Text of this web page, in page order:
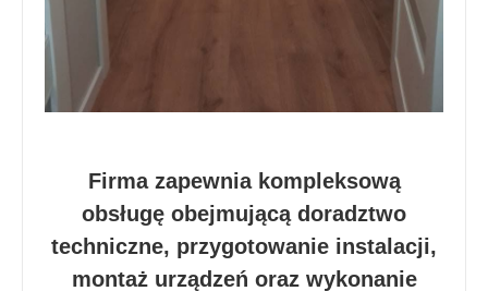
Firma zapewnia kompleksową
obsługę obejmującą doradztwo
techniczne, przygotowanie instalacji,
montaż urządzeń oraz wykonanie